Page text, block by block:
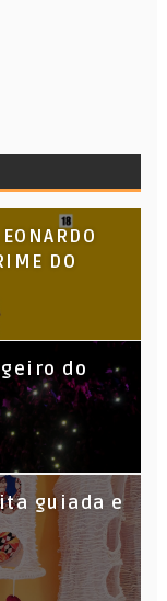
DO
do
e DJ
14
guiada e